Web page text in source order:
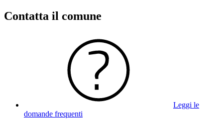
Contatta il comune
Leggi le
domande frequenti